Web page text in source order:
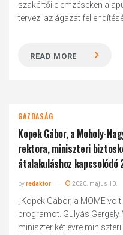
szakértői elemzéseken
tervezi az ágazat
READ MORE
GAZDASÁG
Kopek Gábor, a Moholy-
rektora, miniszteri
átalakuláshoz
byredaktor 2020. május 10.
„Kopek Gábor, a MOME
programot. Gulyás Gergely
miniszter két évre